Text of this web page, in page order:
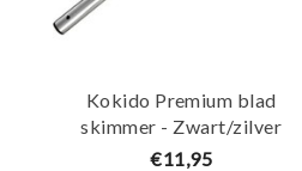
Kokido Premium blad
skimmer - Zwart/zilver
€11,95